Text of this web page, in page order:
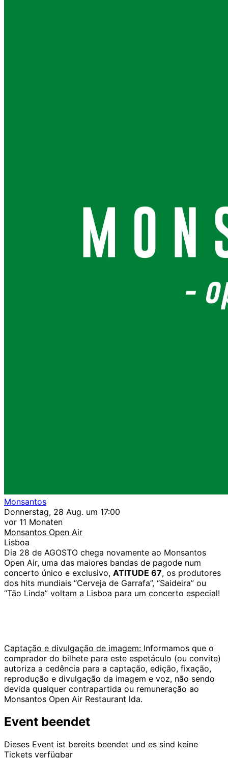
Monsantos
Donnerstag, 28 Aug. um 17:00
vor 11 Monaten
Monsantos Open Air
Lisboa
Dia 28 de AGOSTO chega novamente ao Monsantos
Open Air, uma das maiores bandas de pagode num
concerto único e exclusivo, ATITUDE 67, os produtores
dos hits mundiais “Cerveja de Garrafa”, “Saideira” ou
“Tão Linda” voltam a Lisboa para um concerto especial!
Captação e divulgação de imagem: Informamos que o
comprador do bilhete para este espetáculo (ou convite)
autoriza a cedência para a captação, edição, fixação,
reprodução e divulgação da imagem e voz, não sendo
devida qualquer contrapartida ou remuneração ao
Monsantos Open Air Restaurant lda.
Event beendet
Dieses Event ist bereits beendet und es sind keine
Tickets verfügbar